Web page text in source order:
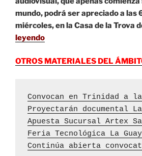
mundo, podrá ser apreciado a las
miércoles, en la Casa de la Trova
leyendo
OTROS MATERIALES DEL
Convocan en Trinidad a
Proyectarán documental
Apuesta Sucursal Artex
Feria Tecnológica La
Continúa abierta